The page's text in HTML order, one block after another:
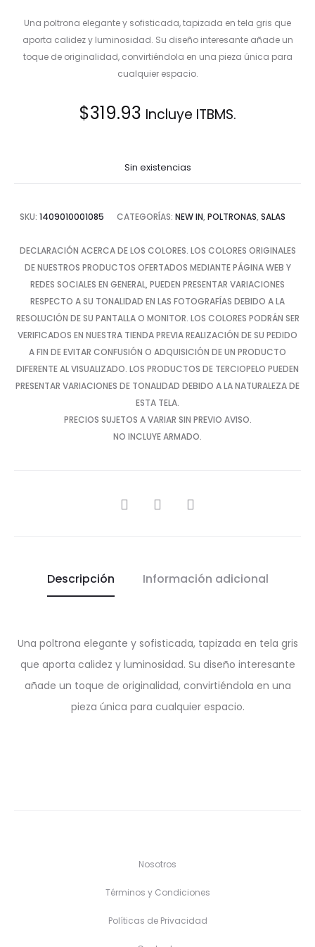
Una poltrona elegante y sofisticada, tapizada en tela gris que
aporta calidez y luminosidad. Su diseño interesante añade un
toque de originalidad, convirtiéndola en una pieza única para
cualquier espacio.
$319.93 Incluye ITBMS.
Sin existencias
SKU: 1409010001085 CATEGORÍAS: NEW IN, POLTRONAS, SALAS
DECLARACIÓN ACERCA DE LOS COLORES. LOS COLORES ORIGINALES
DE NUESTROS PRODUCTOS OFERTADOS MEDIANTE PÁGINA WEB Y
REDES SOCIALES EN GENERAL, PUEDEN PRESENTAR VARIACIONES
RESPECTO A SU TONALIDAD EN LAS FOTOGRAFÍAS DEBIDO A LA
RESOLUCIÓN DE SU PANTALLA O MONITOR. LOS COLORES PODRÁN SER
VERIFICADOS EN NUESTRA TIENDA PREVIA REALIZACIÓN DE SU PEDIDO
A FIN DE EVITAR CONFUSIÓN O ADQUISICIÓN DE UN PRODUCTO
DIFERENTE AL VISUALIZADO. LOS PRODUCTOS DE TERCIOPELO PUEDEN
PRESENTAR VARIACIONES DE TONALIDAD DEBIDO A LA NATURALEZA DE
ESTA TELA.
PRECIOS SUJETOS A VARIAR SIN PREVIO AVISO.
NO INCLUYE ARMADO.
SHARE
Descripción Información adicional
Una poltrona elegante y sofisticada, tapizada en tela gris
que aporta calidez y luminosidad. Su diseño interesante
añade un toque de originalidad, convirtiéndola en una
pieza única para cualquier espacio.
Nosotros
Términos y Condiciones
Políticas de Privacidad